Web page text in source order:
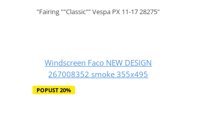
"Fairing ""Classic"" Vespa PX 11-17 28275"
Windscreen Faco NEW DESIGN
267008352 smoke 355x495
POPUST 20%